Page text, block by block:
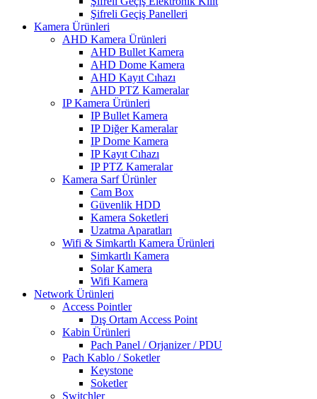
Şifreli Geçiş Panelleri
Kamera Ürünleri
AHD Kamera Ürünleri
AHD Bullet Kamera
AHD Dome Kamera
AHD Kayıt Cıhazı
AHD PTZ Kameralar
IP Kamera Ürünleri
IP Bullet Kamera
IP Diğer Kameralar
IP Dome Kamera
IP Kayıt Cıhazı
IP PTZ Kameralar
Kamera Sarf Ürünler
Cam Box
Güvenlik HDD
Kamera Soketleri
Uzatma Aparatları
Wifi & Simkartlı Kamera Ürünleri
Simkartlı Kamera
Solar Kamera
Wifi Kamera
Network Ürünleri
Access Pointler
Dış Ortam Access Point
Kabin Ürünleri
Pach Panel / Orjanizer / PDU
Pach Kablo / Soketler
Keystone
Soketler
Switchler